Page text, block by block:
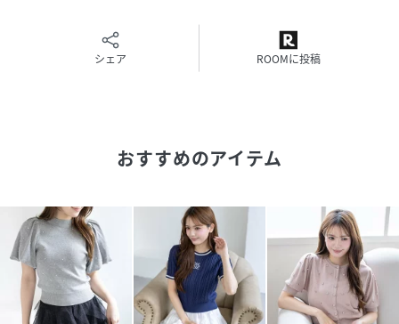
【商品の特徴】
・夏本番トップス
完売カラーの再入荷や、お得なプライスダウンの情報も受け
取ることができます。
ぜひご登録ください◎
【※お取り扱い上のご注意】
シェア ROOMに投稿
おすすめのアイテム